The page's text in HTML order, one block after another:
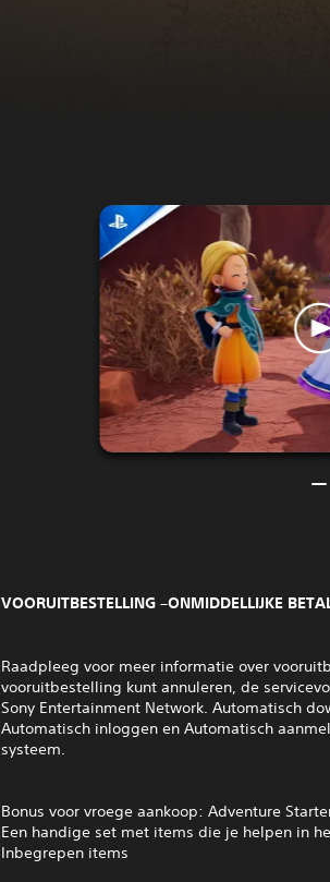
VOORUITBESTELLING –ONMIDDELLIJKE
Raadpleeg voor meer informatie over
vooruitbestelling kunt annuleren, de
Sony Entertainment Network. Automatisch
Automatisch inloggen en Automatisch
systeem.
Bonus voor vroege aankoop: Adventure
Een handige set met items die je helpen in
Inbegrepen items